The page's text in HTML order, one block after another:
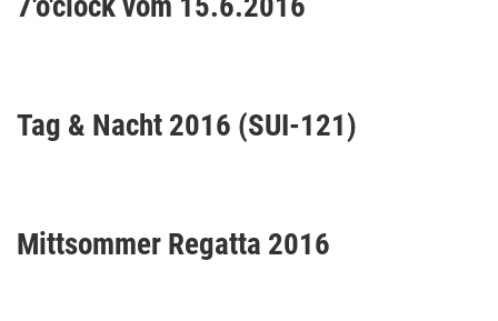
Tag & Nacht 2016 (SUI-121)
Mittsommer Regatta 2016